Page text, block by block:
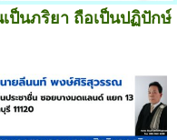
ป็นภริยา ถือเป็นปฏิปักษ์